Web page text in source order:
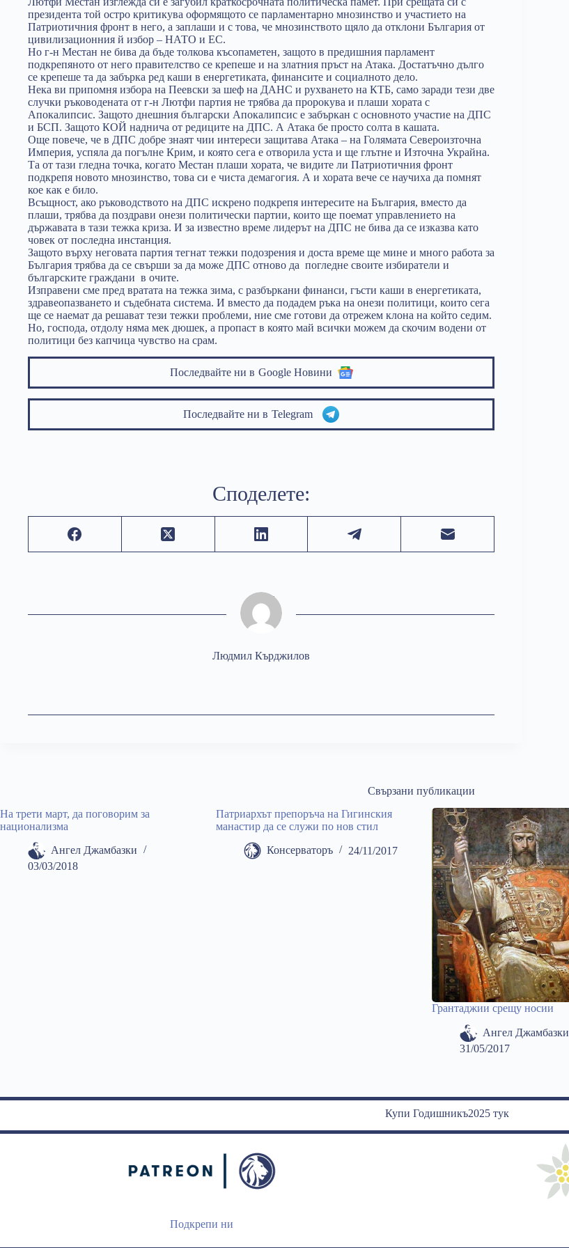
президента той остро критикува оформящото се парламентарно мнозинство и участието на
Патриотичния фронт в него, а заплаши и с това, че мнозинството щяло да отклони България от
цивилизационния й избор – НАТО и ЕС.
Но г-н Местан не бива да бъде толкова късопаметен, защото в предишния парламент
подкрепяното от него правителство се крепеше и на златния пръст на Атака. Достатъчно дълго
се крепеше та да забърка ред каши в енергетиката, финансите и социалното дело.
Нека ви припомня избора на Пеевски за шеф на ДАНС и рухването на КТБ, само заради тези две
случки ръководената от г-н Лютфи партия не трябва да пророкува и плаши хората с
Апокалипсис. Защото днешния български Апокалипсис е забъркан с основното участие на ДПС
и БСП. Защото КОЙ наднича от редиците на ДПС. А Атака бе просто солта в кашата.
Още повече, че в ДПС добре знаят чии интереси защитава Атака – на Голямата Североизточна
Империя, успяла да погълне Крим, и която сега е отворила уста и ще глътне и Източна Украйна.
Та от тази гледна точка, когато Местан плаши хората, че видите ли Патриотичния фронт
подкрепя новото мнозинство, това си е чиста демагогия. А и хората вече се научиха да помнят
кое как е било.
Всъщност, ако ръководството на ДПС искрено подкрепя интересите на България, вместо да
плаши, трябва да поздрави онези политически партии, които ще поемат управлението на
държавата в тази тежка криза. И за известно време лидерът на ДПС не бива да се изказва като
човек от последна инстанция.
Защото върху неговата партия тегнат тежки подозрения и доста време ще мине и много работа за
България трябва да се свърши за да може ДПС отново да погледне своите избиратели и
българските граждани в очите.
Изправени сме пред вратата на тежка зима, с разбъркани финанси, гъсти каши в енергетиката,
здравеопазването и съдебната система. И вместо да подадем ръка на онези политици, които сега
ще се наемат да решават тези тежки проблеми, ние сме готови да отрежем клона на който седим.
Но, господа, отдолу няма мек дюшек, а пропаст в която май всички можем да скочим водени от
политици без капчица чувство на срам.
Последвайте ни в Google Новини
Последвайте ни в Telegram
Споделете:
Людмил Кърджилов
Свързани публикации
На трети март, да поговорим за
национализма
Ангел Джамбазки
03/03/2018
Патриархът препоръча на Гигинския
манастир да се служи по нов стил
Консерваторъ 24/11/2017
Грантаджии срещу носии
Ангел Джамбазки
31/05/2017
Купи Годишникъ2025 тук
Подкрепи ни